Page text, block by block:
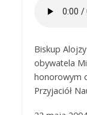
Biskup
obywatela
honorowym
Przyjaciół